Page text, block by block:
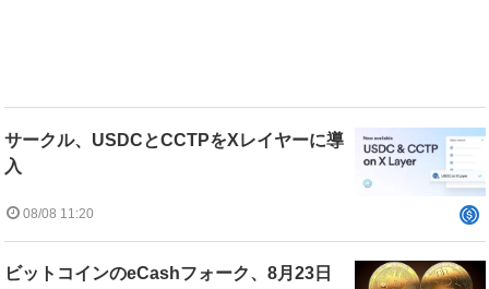
サークル、USDCとCCTPをXレイヤーに導
入
08/08 11:20
ビットコインのeCashフォーク、8月23日